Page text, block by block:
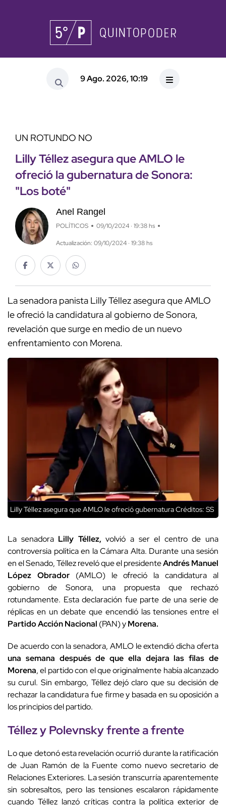
9 Ago. 2026, 10:19
UN ROTUNDO NO
Lilly Téllez asegura que AMLO le
ofreció la gubernatura de Sonora:
"Los boté"
Anel Rangel
POLÍTICOS 09/10/2024 · 19:38 hs
Actualización: 09/10/2024 · 19:38 hs
La senadora panista Lilly Téllez asegura que AMLO
le ofreció la candidatura al gobierno de Sonora,
revelación que surge en medio de un nuevo
enfrentamiento con Morena.
Lilly Téllez asegura que AMLO le ofreció gubernaturaCréditos: SS
La senadora Lilly Téllez, volvió a ser el centro de una
controversia política en la Cámara Alta. Durante una sesión
en el Senado, Téllez reveló que el presidenteAndrés Manuel
López Obrador(AMLO) le ofreció la candidatura al
gobierno de Sonora, una propuesta que rechazó
rotundamente. Esta declaración fue parte de una serie de
réplicas en un debate que encendió las tensiones entre el
Partido Acción Nacional (PAN) yMorena.
De acuerdo con la senadora, AMLO le extendió dicha oferta
una semana después de que ella dejara las filas de
Morena, el partido con el que originalmente había alcanzado
su curul. Sin embargo, Téllez dejó claro que su decisión de
rechazar la candidatura fue firme y basada en su oposición a
los principios del partido.
Téllez y Polevnsky frente a frente
Lo que detonó esta revelación ocurrió durante la ratificación
de Juan Ramón de la Fuente como nuevo secretario de
Relaciones Exteriores. La sesión transcurría aparentemente
sin sobresaltos, pero las tensiones escalaron rápidamente
cuando Téllez lanzó críticas contra la política exterior de